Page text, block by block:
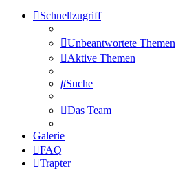
Schnellzugriff
Unbeantwortete Themen
Aktive Themen
Suche
Das Team
Galerie
FAQ
Trapter